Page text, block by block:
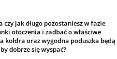
jak długo pozostaniesz w fazie
otoczenia i zadbać o właściwe
kołdra oraz wygodna poduszka będą
dobrze się wyspać?